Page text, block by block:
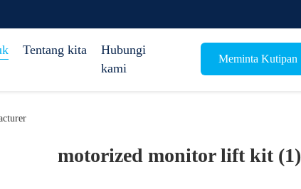
Tentang kita
Hubungi
kami
Meminta Kutipan
motorized monitor lift kit (1)